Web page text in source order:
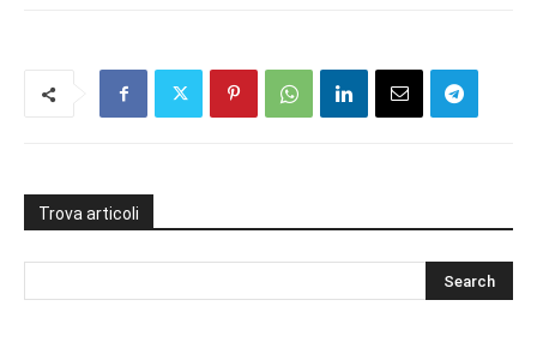
Trova articoli